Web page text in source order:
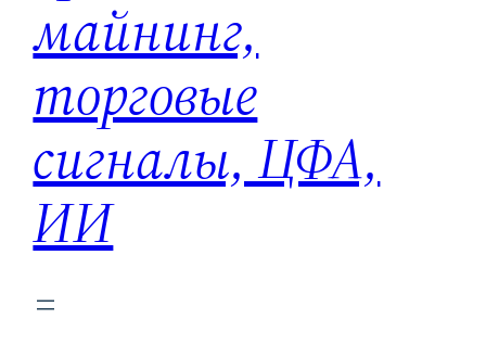
майнинг,
торговые
сигналы, ЦФА,
ИИ